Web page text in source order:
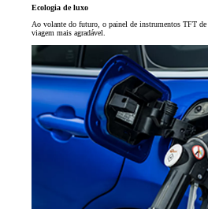
Ecologia de luxo
Ao volante do futuro, o painel de instrumentos TFT
viagem mais agradável.